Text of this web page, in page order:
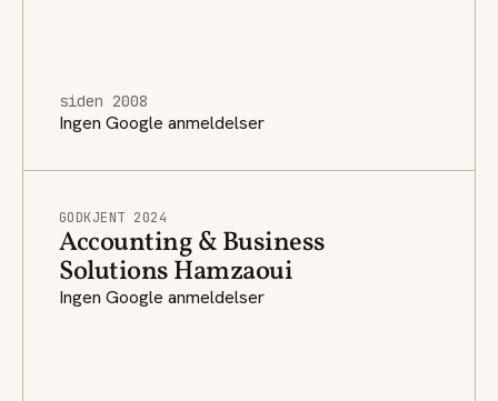
siden 2008
Ingen Google anmeldelser
GODKJENT 2024
Accounting & Business
Solutions Hamzaoui
Ingen Google anmeldelser